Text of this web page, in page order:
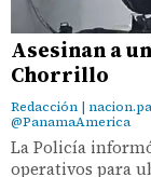
Asesinan a
Chorrillo
Redacción |
@PanamaAmerica
La Policía
operativos para